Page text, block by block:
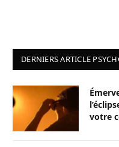
DERNIERS ARTICLE
votre